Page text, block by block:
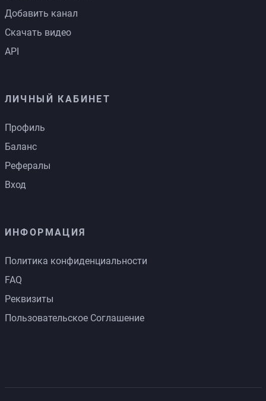
Добавить канал
Скачать видео
API
ЛИЧНЫЙ КАБИНЕТ
Профиль
Баланс
Рефералы
Вход
ИНФОРМАЦИЯ
Политика конфиденциальности
FAQ
Реквизиты
Пользовательское Соглашение